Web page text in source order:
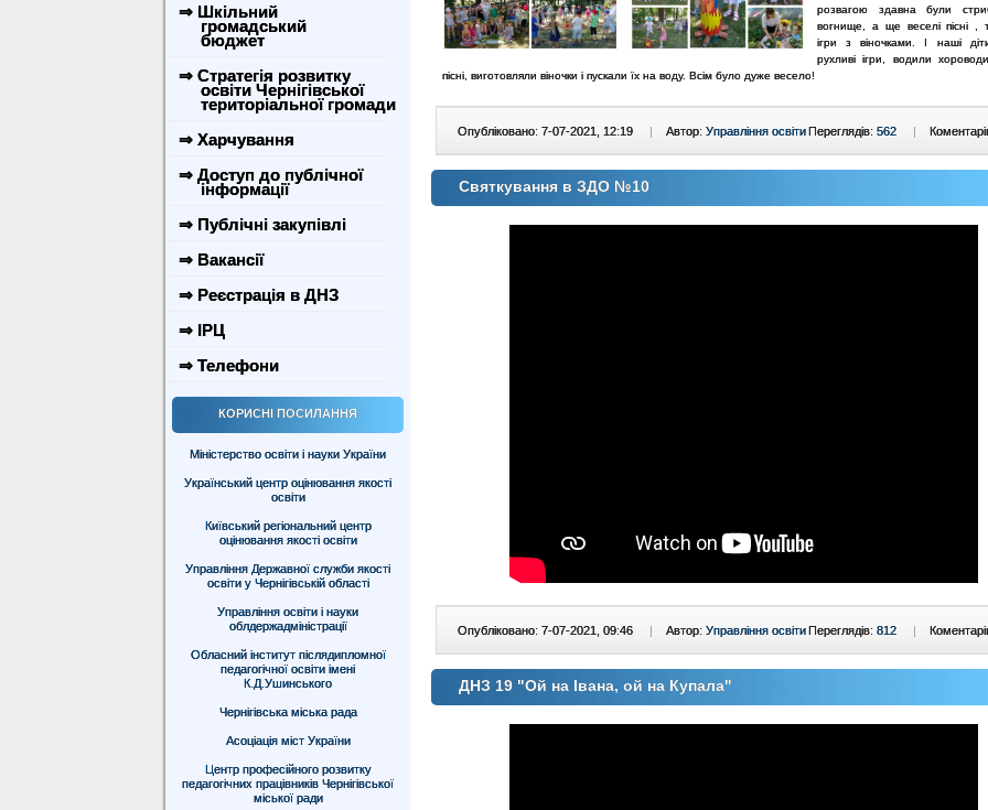
⇒ Шкільний
громадський
бюджет
⇒ Стратегія розвитку
освіти Чернігівської
територіальної громади
⇒ Харчування
⇒ Доступ до публічної
інформації
⇒ Публічні закупівлі
⇒ Вакансії
⇒ Реєстрація в ДНЗ
⇒ ІРЦ
⇒ Телефони
КОРИСНІ ПОСИЛАННЯ
Міністерство освіти і науки України
Український центр оцінювання якості
освіти
Київський регіональний центр
оцінювання якості освіти
Управління Державної служби якості
освіти у Чернігівській області
Управління освіти і науки
облдержадміністрації
Обласний інститут післядипломної
педагогічної освіти імені
К.Д.Ушинського
Чернігівська міська рада
Асоціація міст України
Центр професійного розвитку
педагогічних працівників Чернігівської
міської ради
розвагою здавна були
вогнище, а ще веселі пісні ,
ігри з віночками. І наші
рухливі ігри, водили
пісні, виготовляли віночки і пускали їх на воду. Всім було дуже весело!
Опубліковано: 7-07-2021, 12:19 | Автор: Управління освітиПереглядів: 562 |
Святкування в ЗДО №10
Опубліковано: 7-07-2021, 09:46 | Автор: Управління освітиПереглядів: 812 |
ДНЗ 19 "Ой на Івана, ой на Купала"